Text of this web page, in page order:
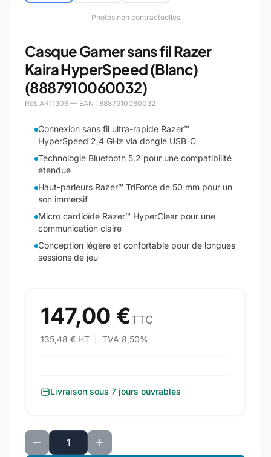
Photos non contractuelles
Casque Gamer sans fil Razer
Kaira HyperSpeed (Blanc)
(8887910060032)
Réf. AR11306 — EAN : 8887910060032
Connexion sans fil ultra-rapide Razer™
HyperSpeed 2,4 GHz via dongle USB-C
Technologie Bluetooth 5.2 pour une compatibilité
étendue
Haut-parleurs Razer™ TriForce de 50 mm pour un
son immersif
Micro cardioïde Razer™ HyperClear pour une
communication claire
Conception légère et confortable pour de longues
sessions de jeu
147,00 €TTC
135,48 € HT TVA 8,50%
Livraison sous 7 jours ouvrables